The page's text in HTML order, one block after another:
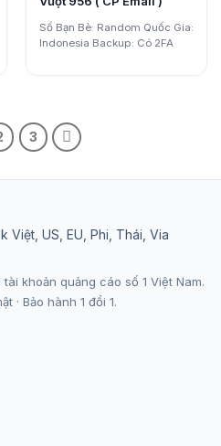
Số Bạn Bè: Random Quốc Gia:
Indonesia Backup: Có 2FA
3
khoản quảng cáo số 1 Việt Nam.
· Bảo hành 1 đổi 1.